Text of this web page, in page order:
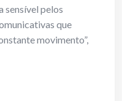
sensível pelos
que
movimento”,